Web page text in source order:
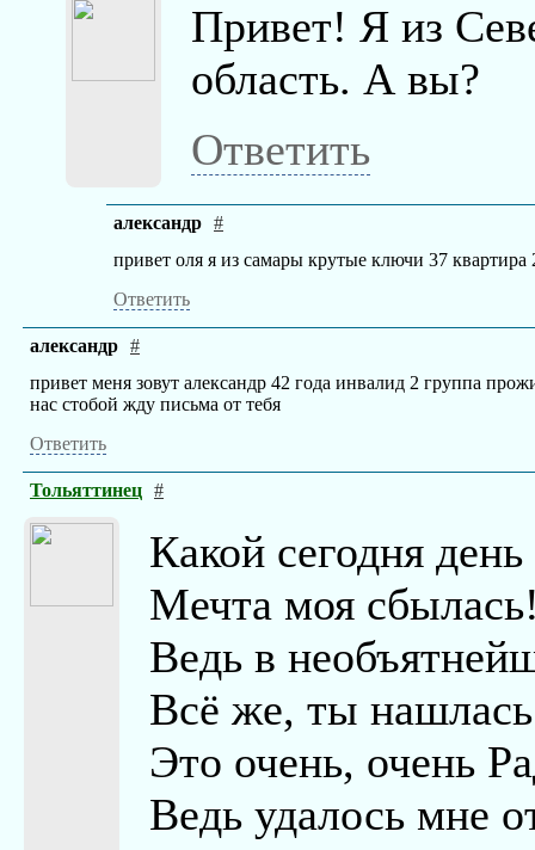
Привет! Я из
область. А вы?
Ответить
александр #
привет оля я из самары крутые ключи 37
Ответить
александр #
привет меня зовут александр 42 года инвалид 2 группа
нас стобой жду письма от тебя
Ответить
Тольяттинец #
Какой сегодня
Мечта моя
Ведь в
Всё же, ты
Это очень, очень
Ведь удалось мне